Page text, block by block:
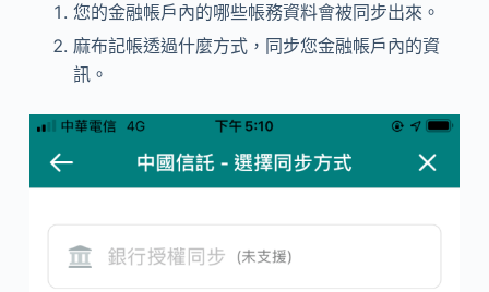
您的金融帳戶內的哪些帳務資料會被同步出來。
麻布記帳透過什麼方式，同步您金融帳戶內的資
訊。